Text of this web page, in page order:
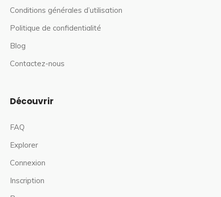
Conditions générales d’utilisation
Politique de confidentialité
Blog
Contactez-nous
Découvrir
FAQ
Explorer
Connexion
Inscription